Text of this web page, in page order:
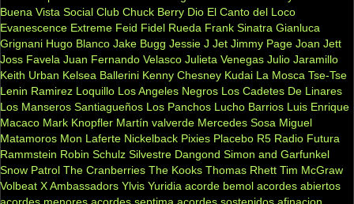
Buena Vista Social Club Chuck Berry Dio El Canto del Loco
Evanescence Extreme Feid Fidel Rueda Frank Sinatra Gianluca
Grignani Hugo Blanco Jake Bugg Jessie J Jet Jimmy Page Joan Jett
Joss Favela Juan Fernando Velasco Julieta Venegas Julio Jaramillo
Keith Urban Kelsea Ballerini Kenny Chesney Kudai La Mosca Tse-Tse
Lenin Ramirez Loquillo Los Angeles Negros Los Cadetes De Linares
Los Manseros Santiagueños Los Panchos Lucho Barrios Luis Enrique
Macaco Mark Knopfler Martín valverde Mercedes Sosa Miguel
Matamoros Mon Laferte Nickelback Pixies Placebo R5 Radio Futura
Rammstein Robin Schulz Silvestre Dangond Simon and Garfunkel
Snow Patrol The Cranberries The Kooks Thomas Rhett Tim McGraw
Volbeat X Ambassadors Ylvis Yuridia acorde bemol acordes abiertos